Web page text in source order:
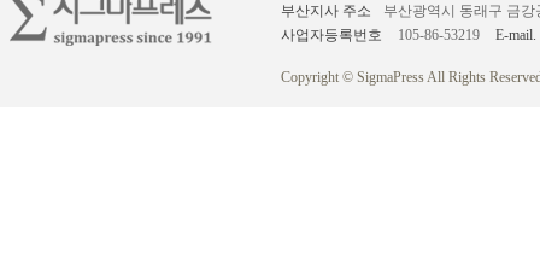
부산지사 주소
부산광역시 동래구 금강
사업자등록번호
105-86-53219 E-mail.
Copyright © SigmaPress All Rights